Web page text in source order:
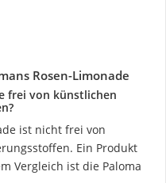
Rosen-Limonade
frei von künstlichen
ist nicht frei von
Ein Produkt
Vergleich ist die Paloma